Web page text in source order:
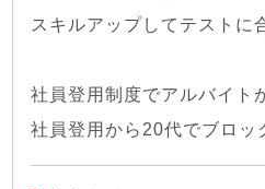
スキルアップしてテストに
社員登用制度でアルバイト
社員登用から20代でブロッ